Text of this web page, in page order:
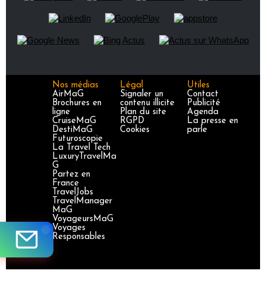
Nos médias
AirMaG
Brochures en
ligne
CruiseMaG
DestiMaG
Futuroscopie
La Travel Tech
LuxuryTravelMa
G
Partez en
France
TravelJobs
TravelManager
MaG
VoyageursMaG
Voyages
Responsables
Légal
Signaler un
contenu illicite
Plan du site
RGPD
Cookies
Utiles
Contact
Publicité
Agenda
La presse en
parle